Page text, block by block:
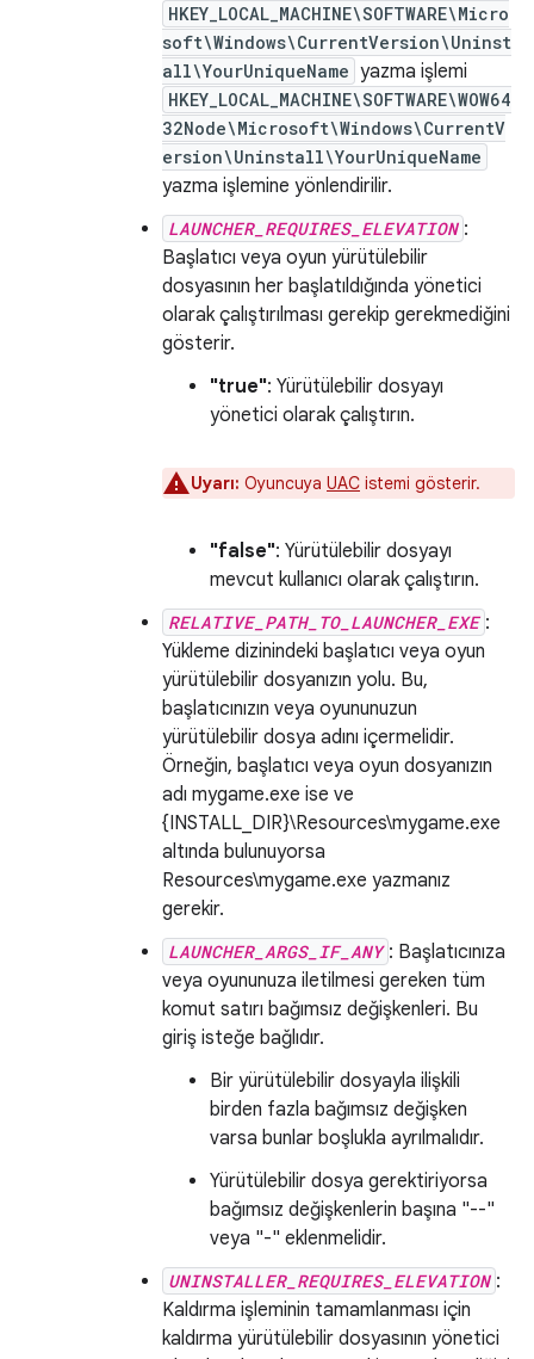
HKEY_LOCAL_MACHINE\SOFTWARE\Micro
soft\Windows\CurrentVersion\Uninst
all\YourUniqueName yazma işlemi
HKEY_LOCAL_MACHINE\SOFTWARE\WOW64
32Node\Microsoft\Windows\CurrentV
ersion\Uninstall\YourUniqueName
yazma işlemine yönlendirilir.
LAUNCHER_REQUIRES_ELEVATION :
Başlatıcı veya oyun yürütülebilir
dosyasının her başlatıldığında yönetici
olarak çalıştırılması gerekip gerekmediğini
gösterir.
"true": Yürütülebilir dosyayı
yönetici olarak çalıştırın.
Uyarı: Oyuncuya UAC istemi gösterir.
"false": Yürütülebilir dosyayı
mevcut kullanıcı olarak çalıştırın.
RELATIVE_PATH_TO_LAUNCHER_EXE :
Yükleme dizinindeki başlatıcı veya oyun
yürütülebilir dosyanızın yolu. Bu,
başlatıcınızın veya oyununuzun
yürütülebilir dosya adını içermelidir.
Örneğin, başlatıcı veya oyun dosyanızın
adı mygame.exe ise ve
{INSTALL_DIR}\Resources\mygame.exe
altında bulunuyorsa
Resources\mygame.exe yazmanız
gerekir.
LAUNCHER_ARGS_IF_ANY : Başlatıcınıza
veya oyununuza iletilmesi gereken tüm
komut satırı bağımsız değişkenleri. Bu
giriş isteğe bağlıdır.
Bir yürütülebilir dosyayla ilişkili
birden fazla bağımsız değişken
varsa bunlar boşlukla ayrılmalıdır.
Yürütülebilir dosya gerektiriyorsa
bağımsız değişkenlerin başına "--"
veya "-" eklenmelidir.
UNINSTALLER_REQUIRES_ELEVATION :
Kaldırma işleminin tamamlanması için
kaldırma yürütülebilir dosyasının yönetici